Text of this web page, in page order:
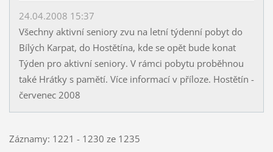
24.04.2008 15:37
Všechny aktivní seniory zvu na letní týdenní pobyt do
Bílých Karpat, do Hostětína, kde se opět bude konat
Týden pro aktivní seniory. V rámci pobytu proběhnou
také Hrátky s pamětí. Více informací v příloze. Hostětín -
červenec 2008
Záznamy: 1221 - 1230 ze 1235